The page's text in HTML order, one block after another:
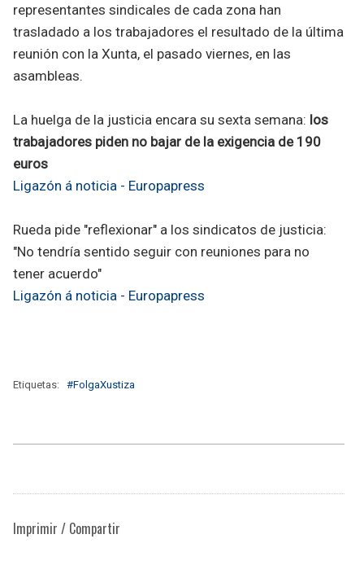
representantes sindicales de cada zona han
trasladado a los trabajadores el resultado de la última
reunión con la Xunta, el pasado viernes, en las
asambleas.
La huelga de la justicia encara su sexta semana: los
trabajadores piden no bajar de la exigencia de 190
euros
Ligazón á noticia - Europapress
Rueda pide "reflexionar" a los sindicatos de justicia:
"No tendría sentido seguir con reuniones para no
tener acuerdo"
Ligazón á noticia - Europapress
Etiquetas: #FolgaXustiza
Imprimir / Compartir